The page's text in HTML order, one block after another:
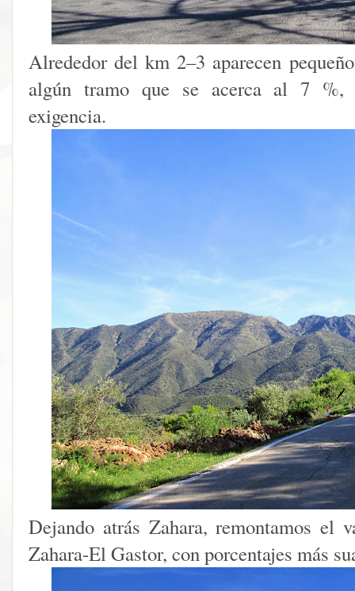
Alrededor del km 2–3 aparecen
algún tramo que se acerca al 7 %,
exigencia.
Dejando atrás Zahara, remontamos el
Zahara-El Gastor, con porcentajes más